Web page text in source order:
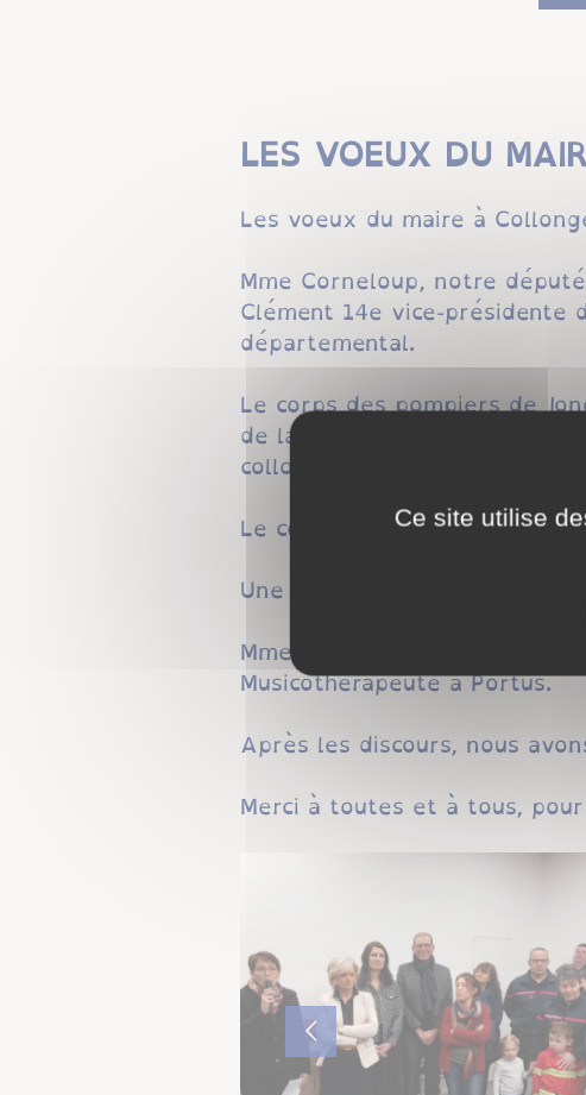
LES VOEUX DU
Les voeux du maire à
Mme Corneloup, notre
Clément 14e vice-
départemental.
Le corps des pompiers de
de la caserne, le Caporal
collongeois.
Le conseil Municipal était
Une partie des associations
Mme le Maire en a profité
Musicothérapeute à Portus.
Après les discours, nous
Merci à toutes et à tous,
Ce site utilise